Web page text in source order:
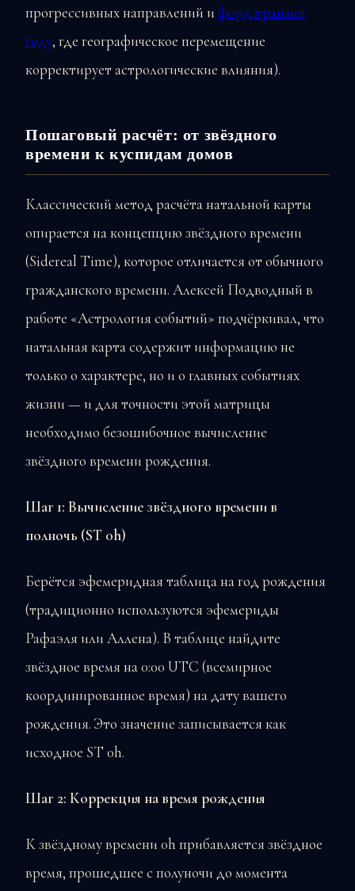
прогрессивных направлений и форд транзит
году, где географическое перемещение
корректирует астрологические влияния).
Пошаговый расчёт: от звёздного
времени к куспидам домов
Классический метод расчёта натальной карты
опирается на концепцию звёздного времени
(Sidereal Time), которое отличается от обычного
гражданского времени. Алексей Подводный в
работе «Астрология событий» подчёркивал, что
натальная карта содержит информацию не
только о характере, но и о главных событиях
жизни — и для точности этой матрицы
необходимо безошибочное вычисление
звёздного времени рождения.
Шаг 1: Вычисление звёздного времени в
полночь (ST 0h)
Берётся эфемеридная таблица на год рождения
(традиционно используются эфемериды
Рафаэля или Аллена). В таблице найдите
звёздное время на 0:00 UTC (всемирное
координированное время) на дату вашего
рождения. Это значение записывается как
исходное ST 0h.
Шаг 2: Коррекция на время рождения
К звёздному времени 0h прибавляется звёздное
время, прошедшее с полуночи до момента